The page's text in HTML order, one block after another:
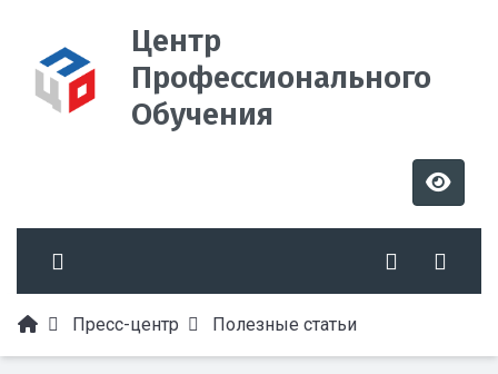
Центр
Профессионального
Обучения
Пресс-центр Полезные статьи